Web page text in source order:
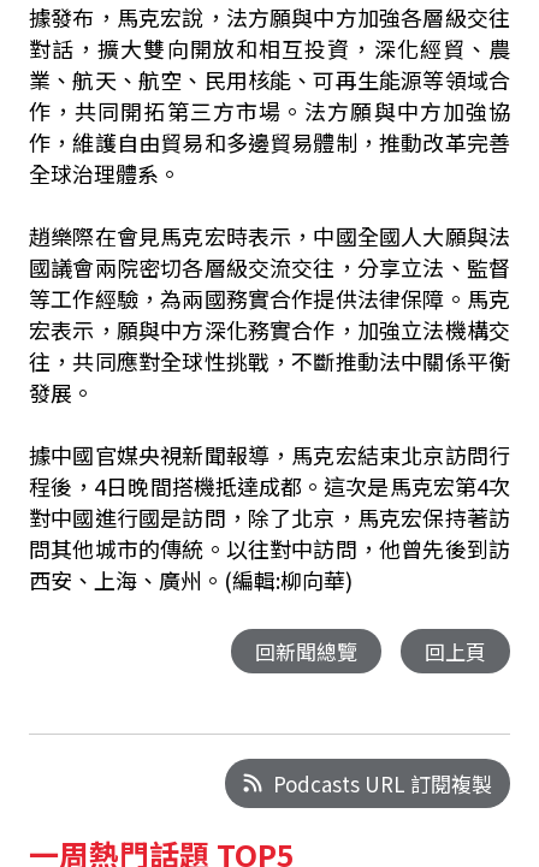
據發布，馬克宏說，法方願與中方加強各層級交往
對話，擴大雙向開放和相互投資，深化經貿、農
業、航天、航空、民用核能、可再生能源等領域合
作，共同開拓第三方市場。法方願與中方加強協
作，維護自由貿易和多邊貿易體制，推動改革完善
全球治理體系。
趙樂際在會見馬克宏時表示，中國全國人大願與法
國議會兩院密切各層級交流交往，分享立法、監督
等工作經驗，為兩國務實合作提供法律保障。馬克
宏表示，願與中方深化務實合作，加強立法機構交
往，共同應對全球性挑戰，不斷推動法中關係平衡
發展。
據中國官媒央視新聞報導，馬克宏結束北京訪問行
程後，4日晚間搭機抵達成都。這次是馬克宏第4次
對中國進行國是訪問，除了北京，馬克宏保持著訪
問其他城市的傳統。以往對中訪問，他曾先後到訪
西安、上海、廣州。(編輯:柳向華)
回新聞總覽 回上頁
Podcasts URL 訂閱複製
一周熱門話題 TOP5